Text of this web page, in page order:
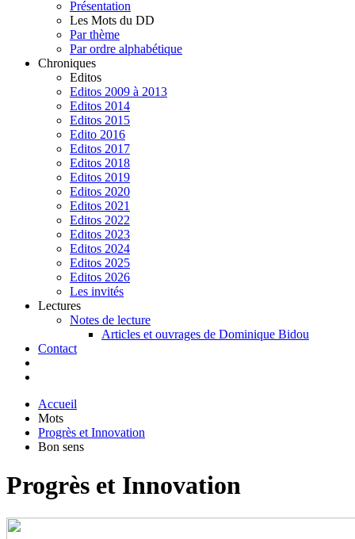
Présentation
Les Mots du DD
Par thème
Par ordre alphabétique
Chroniques
Editos
Editos 2009 à 2013
Editos 2014
Editos 2015
Edito 2016
Editos 2017
Editos 2018
Editos 2019
Editos 2020
Editos 2021
Editos 2022
Editos 2023
Editos 2024
Editos 2025
Editos 2026
Les invités
Lectures
Notes de lecture
Articles et ouvrages de Dominique Bidou
Contact
Accueil
Mots
Progrès et Innovation
Bon sens
Progrès et Innovation